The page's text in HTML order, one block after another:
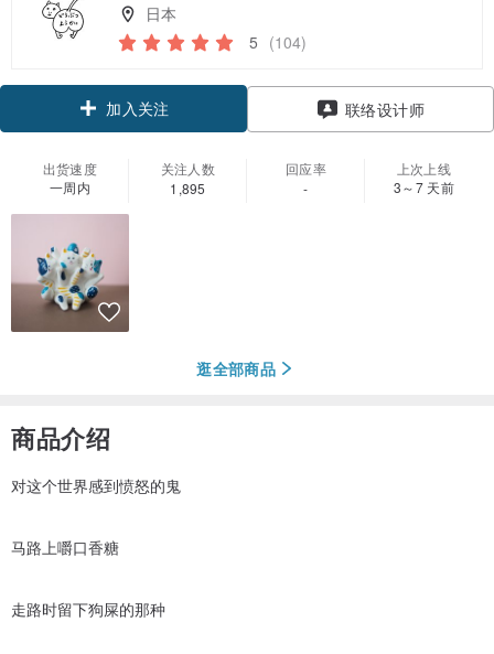
日本
5 (104)
加入关注 联络设计师
出货速度
一周内
关注人数
1,895
回应率
-
上次上线
3～7 天前
逛全部商品
商品介绍
对这个世界感到愤怒的鬼
马路上嚼口香糖
走路时留下狗屎的那种